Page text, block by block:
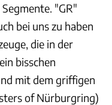
"GR"
bei uns zu haben
die in der
bisschen
mit dem griffigen
of Nürburgring)